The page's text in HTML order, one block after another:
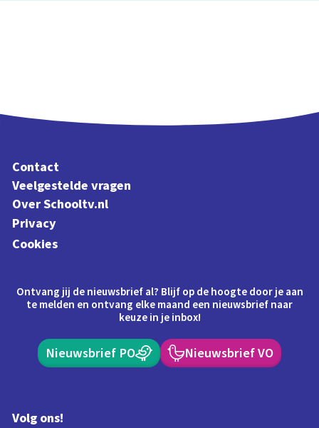
Contact
Veelgestelde vragen
Over Schooltv.nl
Privacy
Cookies
Ontvang jij de nieuwsbrief al? Blijf op de hoogte door je aan
te melden en ontvang elke maand een nieuwsbrief naar
keuze in je inbox!
Nieuwsbrief PO Nieuwsbrief VO
Volg ons!